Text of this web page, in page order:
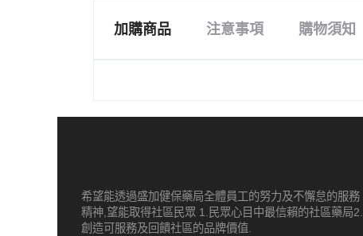
加購商品 注意事項 購物須知
希望能透過盛加健保藥局全體員工的努力及不懈怠的服務
精神,望能取得社區民眾 1.民眾心目中最信賴的社區藥局2.
創造可服務及回饋社區的品牌價值.